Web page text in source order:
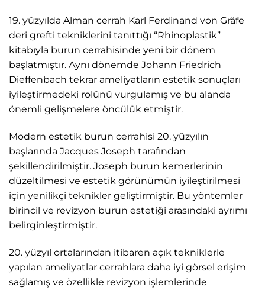
19. yüzyılda Alman cerrah Karl Ferdinand von Gräfe
deri grefti tekniklerini tanıttığı “Rhinoplastik”
kitabıyla burun cerrahisinde yeni bir dönem
başlatmıştır. Aynı dönemde Johann Friedrich
Dieffenbach tekrar ameliyatların estetik sonuçları
iyileştirmedeki rolünü vurgulamış ve bu alanda
önemli gelişmelere öncülük etmiştir.
Modern estetik burun cerrahisi 20. yüzyılın
başlarında Jacques Joseph tarafından
şekillendirilmiştir. Joseph burun kemerlerinin
düzeltilmesi ve estetik görünümün iyileştirilmesi
için yenilikçi teknikler geliştirmiştir. Bu yöntemler
birincil ve revizyon burun estetiği arasındaki ayrımı
belirginleştirmiştir.
20. yüzyıl ortalarından itibaren açık tekniklerle
yapılan ameliyatlar cerrahlara daha iyi görsel erişim
sağlamış ve özellikle revizyon işlemlerinde